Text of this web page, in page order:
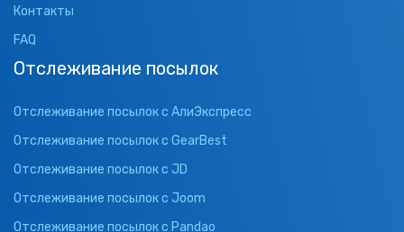
Контакты
FAQ
Отслеживание посылок
Отслеживание посылок с АлиЭкспресс
Отслеживание посылок с GearBest
Отслеживание посылок с JD
Отслеживание посылок с Joom
Отслеживание посылок с Pandao